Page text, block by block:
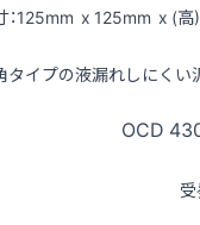
：125mm x 125mm x (高
タイプの液漏れしにくい
OCD